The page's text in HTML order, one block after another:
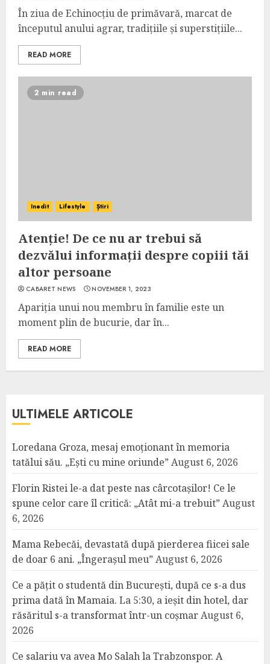
În ziua de Echinocțiu de primăvară, marcat de
începutul anului agrar, tradițiile și superstițiile...
READ MORE
2 min read
Inedit Lifestyle Știri
Atenție! De ce nu ar trebui să
dezvălui informații despre copiii tăi
altor persoane
CABARET NEWS NOVEMBER 1, 2023
Apariția unui nou membru în familie este un
moment plin de bucurie, dar în...
READ MORE
ULTIMELE ARTICOLE
Loredana Groza, mesaj emoționant în memoria
tatălui său. „Ești cu mine oriunde” August 6, 2026
Florin Ristei le-a dat peste nas cârcotașilor! Ce le
spune celor care îl critică: „Atât mi-a trebuit” August
6, 2026
Mama Rebecăi, devastată după pierderea fiicei sale
de doar 6 ani. „Îngerașul meu” August 6, 2026
Ce a pățit o studentă din București, după ce s-a dus
prima dată în Mamaia. La 5:30, a ieșit din hotel, dar
răsăritul s-a transformat într-un coșmarAugust 6,
2026
Ce salariu va avea Mo Salah la Trabzonspor. A